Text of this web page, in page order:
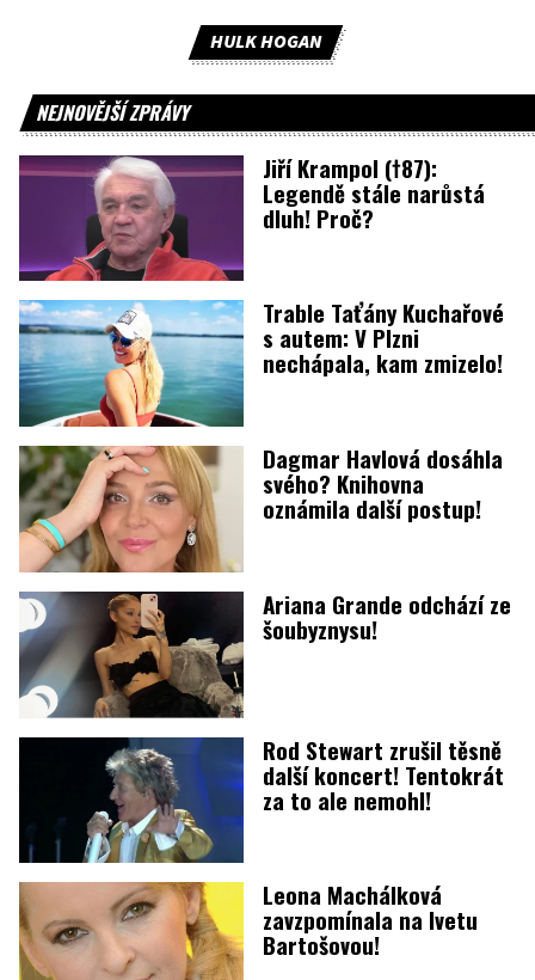
HULK HOGAN
NEJNOVĚJŠÍ ZPRÁVY
Jiří Krampol (†87):
Legendě stále narůstá
dluh! Proč?
Trable Taťány Kuchařové
s autem: V Plzni
nechápala, kam zmizelo!
Dagmar Havlová dosáhla
svého? Knihovna
oznámila další postup!
Ariana Grande odchází ze
šoubyznysu!
Rod Stewart zrušil těsně
další koncert! Tentokrát
za to ale nemohl!
Leona Machálková
zavzpomínala na Ivetu
Bartošovou!